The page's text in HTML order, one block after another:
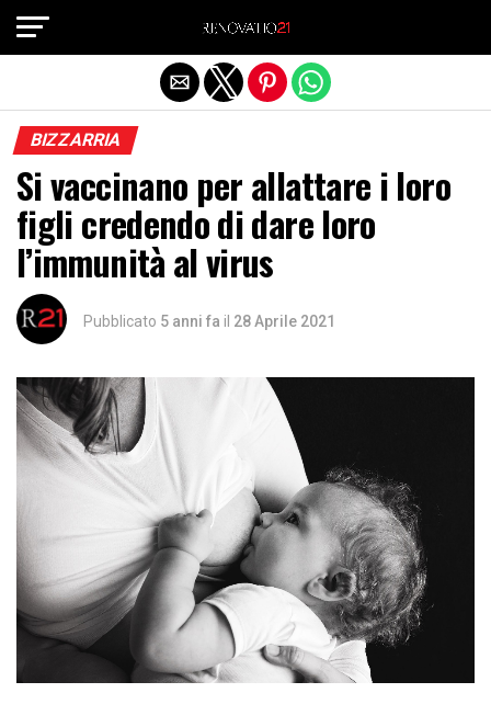
BIZZARRIA
Si vaccinano per allattare i loro
figli credendo di dare loro
l’immunità al virus
Pubblicato 5 anni fa il 28 Aprile 2021
Exit mobile version